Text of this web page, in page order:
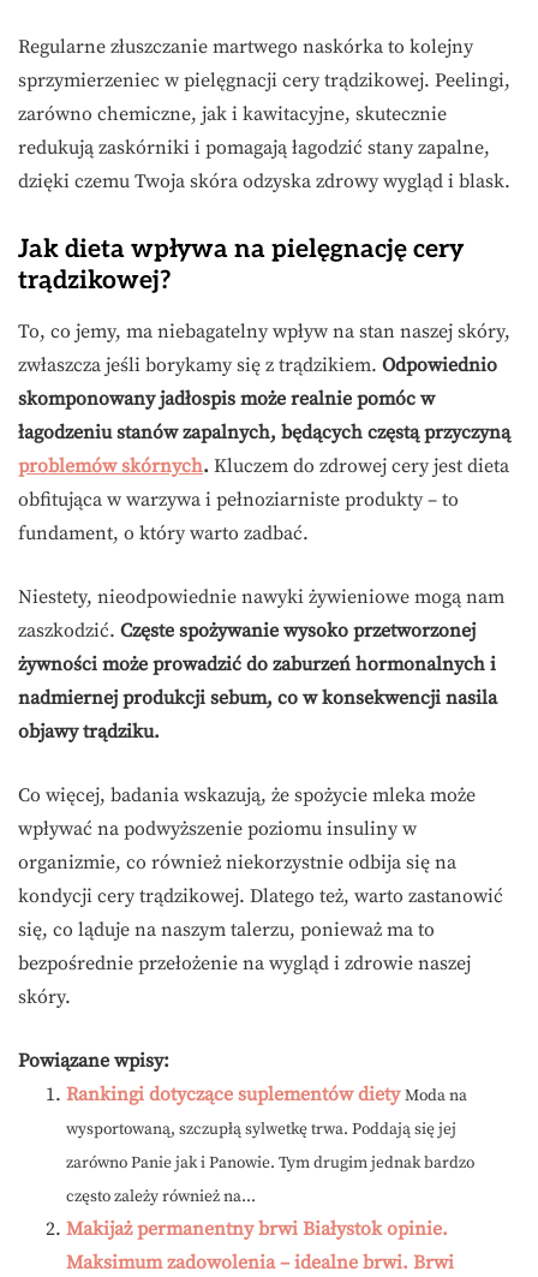
Regularne złuszczanie martwego naskórka to kolejny
sprzymierzeniec w pielęgnacji cery trądzikowej. Peelingi,
zarówno chemiczne, jak i kawitacyjne, skutecznie
redukują zaskórniki i pomagają łagodzić stany zapalne,
dzięki czemu Twoja skóra odzyska zdrowy wygląd i blask.
Jak dieta wpływa na pielęgnację cery
trądzikowej?
To, co jemy, ma niebagatelny wpływ na stan naszej skóry,
zwłaszcza jeśli borykamy się z trądzikiem. Odpowiednio
skomponowany jadłospis może realnie pomóc w
łagodzeniu stanów zapalnych, będących częstą przyczyną
problemów skórnych. Kluczem do zdrowej cery jest dieta
obfitująca w warzywa i pełnoziarniste produkty – to
fundament, o który warto zadbać.
Niestety, nieodpowiednie nawyki żywieniowe mogą nam
zaszkodzić. Częste spożywanie wysoko przetworzonej
żywności może prowadzić do zaburzeń hormonalnych i
nadmiernej produkcji sebum, co w konsekwencji nasila
objawy trądziku.
Co więcej, badania wskazują, że spożycie mleka może
wpływać na podwyższenie poziomu insuliny w
organizmie, co również niekorzystnie odbija się na
kondycji cery trądzikowej. Dlatego też, warto zastanowić
się, co ląduje na naszym talerzu, ponieważ ma to
bezpośrednie przełożenie na wygląd i zdrowie naszej
skóry.
Powiązane wpisy:
Rankingi dotyczące suplementów diety Moda na
wysportowaną, szczupłą sylwetkę trwa. Poddają się jej
zarówno Panie jak i Panowie. Tym drugim jednak bardzo
często zależy również na...
Makijaż permanentny brwi Białystok opinie.
Maksimum zadowolenia – idealne brwi. Brwi